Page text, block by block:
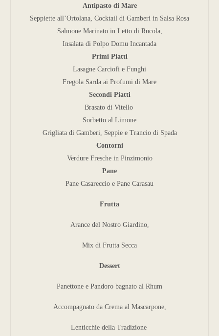
Antipasto di Mare
Seppiette all’Ortolana, Cocktail di Gamberi in Salsa Rosa
Salmone Marinato in Letto di Rucola,
Insalata di Polpo Domu Incantada
Primi Piatti
Lasagne Carciofi e Funghi
Fregola Sarda ai Profumi di Mare
Secondi Piatti
Brasato di Vitello
Sorbetto al Limone
Grigliata di Gamberi, Seppie e Trancio di Spada
Contorni
Verdure Fresche in Pinzimonio
Pane
Pane Casareccio e Pane Carasau
Frutta
Arance del Nostro Giardino,
Mix di Frutta Secca
Dessert
Panettone e Pandoro bagnato al Rhum
Accompagnato da Crema al Mascarpone,
Lenticchie della Tradizione